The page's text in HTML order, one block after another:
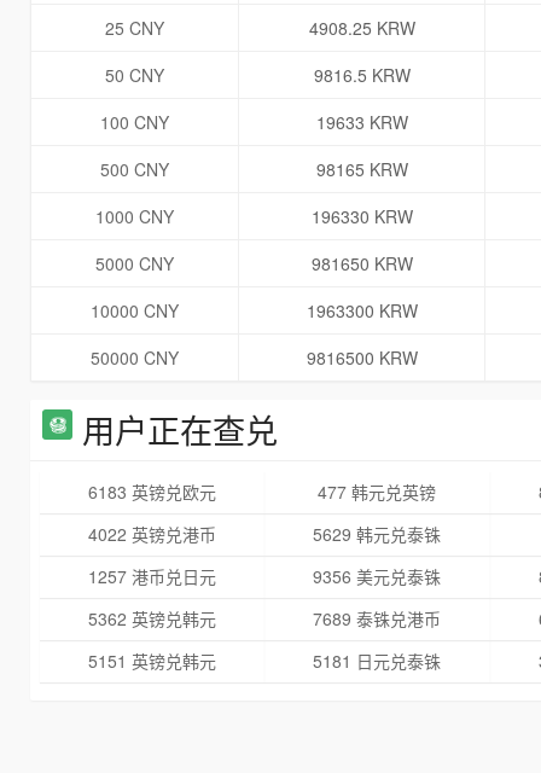
25 CNY
4908.25 KRW
50 CNY
9816.5 KRW
100 CNY
19633 KRW
500 CNY
98165 KRW
1000 CNY
196330 KRW
5000 CNY
981650 KRW
10000 CNY
1963300 KRW
50000 CNY
9816500 KRW
用户正在查兑
6183 英镑兑欧元 477 韩元兑英镑
4022 英镑兑港币
5629 韩元兑泰铢
1257 港币兑日元
9356 美元兑泰铢
5362 英镑兑韩元
7689 泰铢兑港币
5151 英镑兑韩元
5181 日元兑泰铢